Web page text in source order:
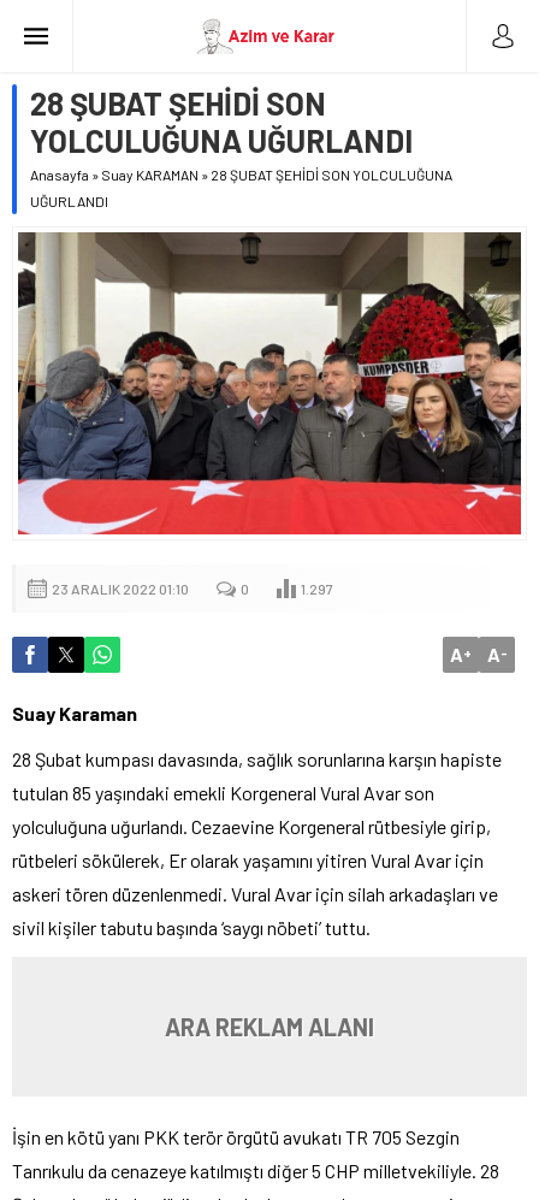
28 ŞUBAT ŞEHİDİ SON
YOLCULUĞUNA UĞURLANDI
Anasayfa » Suay KARAMAN » 28 ŞUBAT ŞEHİDİ SON YOLCULUĞUNA
UĞURLANDI
23 ARALIK 2022 01:10 0 1.297
A+ A-
Suay Karaman
28 Şubat kumpası davasında, sağlık sorunlarına karşın hapiste
tutulan 85 yaşındaki emekli Korgeneral Vural Avar son
yolculuğuna uğurlandı. Cezaevine Korgeneral rütbesiyle girip,
rütbeleri sökülerek, Er olarak yaşamını yitiren Vural Avar için
askeri tören düzenlenmedi. Vural Avar için silah arkadaşları ve
sivil kişiler tabutu başında ‘saygı nöbeti’ tuttu.
ARA REKLAM ALANI
İşin en kötü yanı PKK terör örgütü avukatı TR 705 Sezgin
Tanrıkulu da cenazeye katılmıştı diğer 5 CHP milletvekiliyle. 28